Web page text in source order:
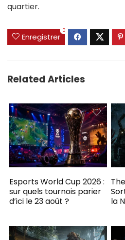
quartier.
Enregistrer
0
Related Articles
Esports World Cup 2026 :
sur quels tournois parier
d’ici le 23 août ?
la